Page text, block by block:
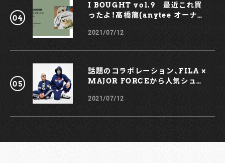
I BOUGHT vol.9 最近これ買
ったよ！高橋龍(anytee オーナ
2021/07/12
話題のコラボレーション、FILA ×
MAJOR FORCEから人気シュー
2021/07/12